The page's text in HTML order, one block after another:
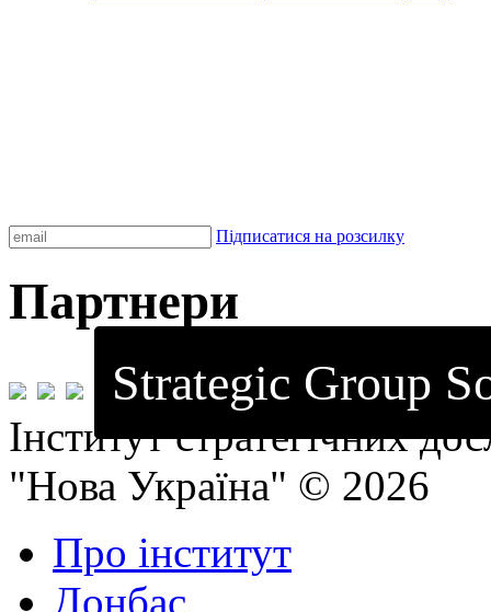
Підписатися на розсилку
Партнери
Strategic Group
Інститут стратегічних
"Нова Україна" © 2026
Про інститут
Донбас